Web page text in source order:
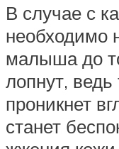
В случае с
необходимо
малыша до
лопнут,
проникнет
станет